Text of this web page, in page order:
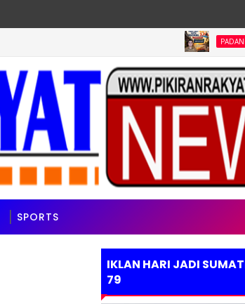
PADANG
SPORTS
IKLAN HARI JADI
79